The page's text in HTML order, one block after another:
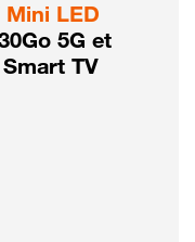
Mini LED
5G et
TV